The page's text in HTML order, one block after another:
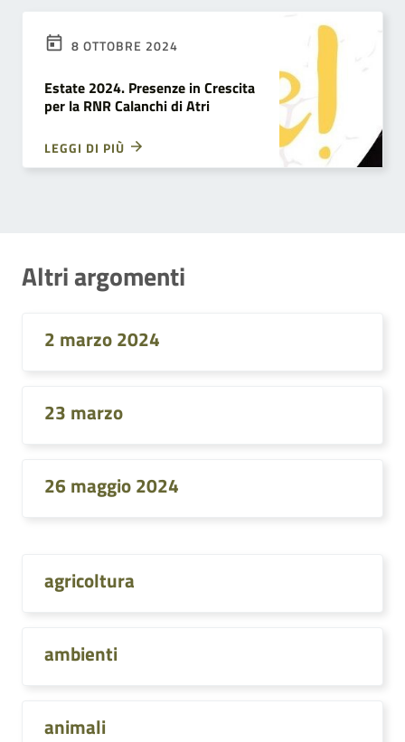
8 OTTOBRE 2024
Estate 2024. Presenze in Crescita
per la RNR Calanchi di Atri
LEGGI DI PIÙ
Altri argomenti
2 marzo 2024
23 marzo
26 maggio 2024
agricoltura
ambienti
animali